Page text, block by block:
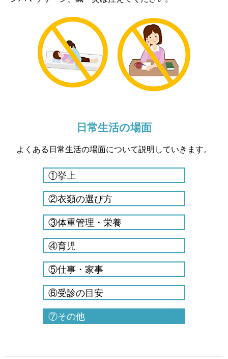
日常生活の場面
よくある日常生活の場面について説明していきます。
①挙上
②衣類の選び方
③体重管理・栄養
④育児
⑤仕事・家事
⑥受診の目安
⑦その他